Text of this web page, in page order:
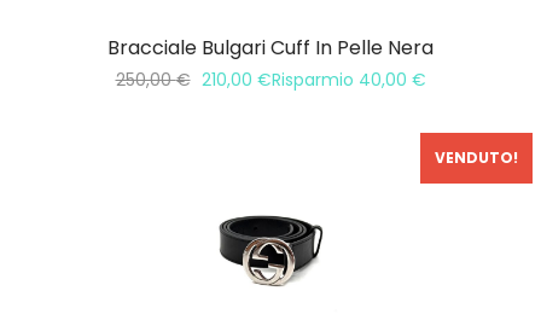
Bracciale Bulgari Cuff In Pelle Nera
250,00€ 210,00 €Risparmio 40,00 €
VENDUTO!